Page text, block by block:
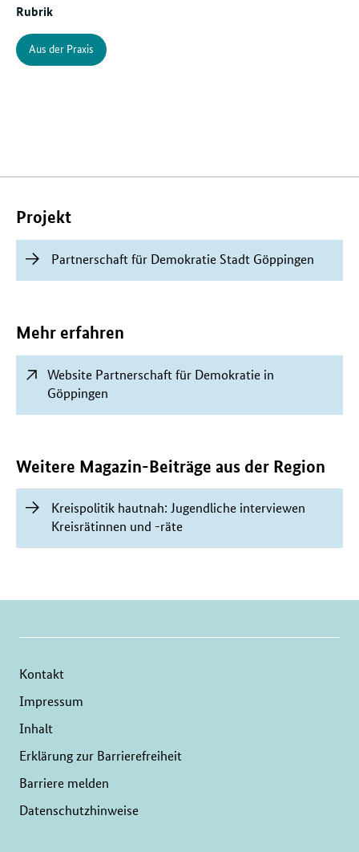
Rubrik
Aus der Praxis
Projekt
Partnerschaft für Demokratie Stadt Göppingen
Mehr erfahren
Website Partnerschaft für Demokratie in
Göppingen
Weitere Magazin-Beiträge aus der Region
Kreispolitik hautnah: Jugendliche interviewen
Kreisrätinnen und -räte
Kontakt
Impressum
Inhalt
Erklärung zur Barrierefreiheit
Barriere melden
Datenschutzhinweise